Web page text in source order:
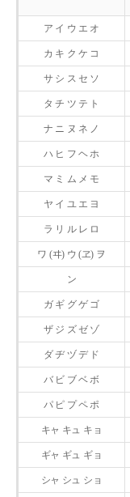
ア イ ウ エ オ
カ キ ク ケ コ
サ シ ス セ ソ
タ チ ツ テ ト
ナ ニ ヌ ネ ノ
ハ ヒ フ ヘ ホ
マ ミ ム メ モ
ヤ イ ユ エ ヨ
ラ リ ル レ ロ
ワ (ヰ) ウ (ヱ) ヲ
ン
ガ ギ グ ゲ ゴ
ザ ジ ズ ゼ ゾ
ダ ヂ ヅ デ ド
バ ビ ブ ベ ボ
パ ピ プ ペ ポ
キャ キュ キョ
ギャ ギュ ギョ
シャ シュ ショ